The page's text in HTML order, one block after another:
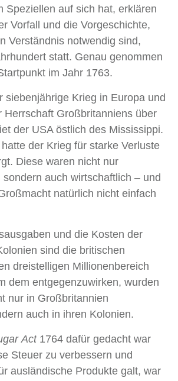
Speziellen auf sich hat, erklären
Vorfall und die Vorgeschichte,
Verständnis notwendig sind,
statt. Genau genommen
im Jahr 1763.
siebenjährige Krieg in Europa und
Herrschaft Großbritanniens über
der USA östlich des Mississippi.
der Krieg für starke Verluste
Diese waren nicht nur
auch wirtschaftlich – und
natürlich nicht einfach
und die Kosten der
sind die britischen
dreistelligen Millionenbereich
dem entgegenzuwirken, wurden
nur in Großbritannien
auch in ihren Kolonien.
Act 1764 dafür gedacht war
Steuer zu verbessern und
ausländische Produkte galt, war